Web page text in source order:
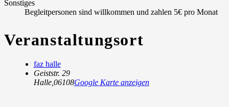
Sonstiges
Begleitpersonen sind willkommen und zahlen 5€ pro Monat
Veranstaltungsort
faz halle
Geiststr. 29
Halle, 06108Google Karte anzeigen